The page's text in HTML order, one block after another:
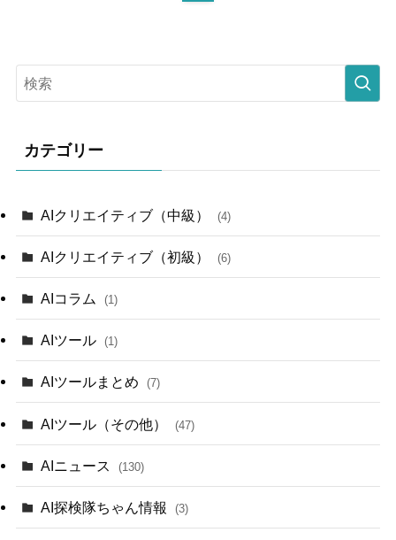
カテゴリー
AIクリエイティブ（中級） (4)
AIクリエイティブ（初級） (6)
AIコラム (1)
AIツール (1)
AIツールまとめ (7)
AIツール（その他） (47)
AIニュース (130)
AI探検隊ちゃん情報 (3)